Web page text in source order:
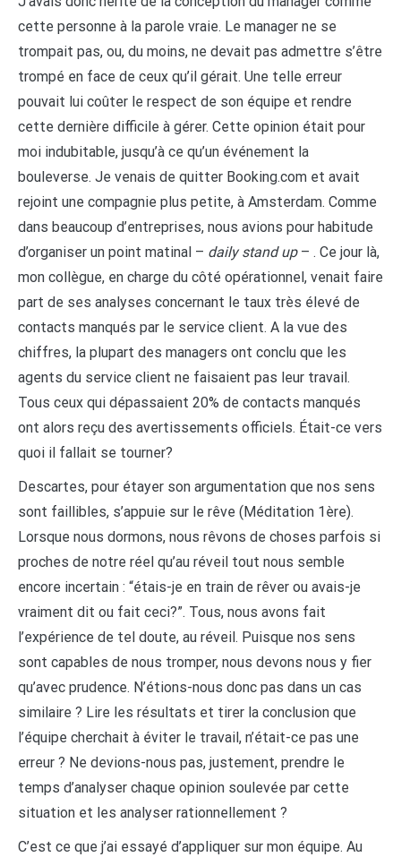
cette personne à la parole vraie. Le manager ne se
trompait pas, ou, du moins, ne devait pas admettre s’être
trompé en face de ceux qu’il gérait. Une telle erreur
pouvait lui coûter le respect de son équipe et rendre
cette dernière difficile à gérer. Cette opinion était pour
moi indubitable, jusqu’à ce qu’un événement la
bouleverse. Je venais de quitter Booking.com et avait
rejoint une compagnie plus petite, à Amsterdam. Comme
dans beaucoup d’entreprises, nous avions pour habitude
d’organiser un point matinal – daily stand up– . Ce jour là,
mon collègue, en charge du côté opérationnel, venait faire
part de ses analyses concernant le taux très élevé de
contacts manqués par le service client. A la vue des
chiffres, la plupart des managers ont conclu que les
agents du service client ne faisaient pas leur travail.
Tous ceux qui dépassaient 20% de contacts manqués
ont alors reçu des avertissements officiels. Était-ce vers
quoi il fallait se tourner?
Descartes, pour étayer son argumentation que nos sens
sont faillibles, s’appuie sur le rêve (Méditation 1ère).
Lorsque nous dormons, nous rêvons de choses parfois si
proches de notre réel qu’au réveil tout nous semble
encore incertain : “étais-je en train de rêver ou avais-je
vraiment dit ou fait ceci?”. Tous, nous avons fait
l’expérience de tel doute, au réveil. Puisque nos sens
sont capables de nous tromper, nous devons nous y fier
qu’avec prudence. N’étions-nous donc pas dans un cas
similaire ? Lire les résultats et tirer la conclusion que
l’équipe cherchait à éviter le travail, n’était-ce pas une
erreur ? Ne devions-nous pas, justement, prendre le
temps d’analyser chaque opinion soulevée par cette
situation et les analyser rationnellement ?
C’est ce que j’ai essayé d’appliquer sur mon équipe. Au